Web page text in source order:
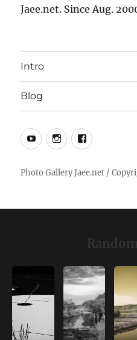
Jaee.net. Since Aug.
Intro
Blog
YouTubeInstagramFacebook